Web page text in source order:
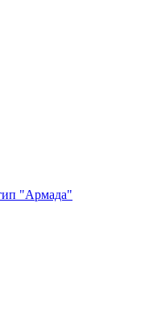
"Армада"